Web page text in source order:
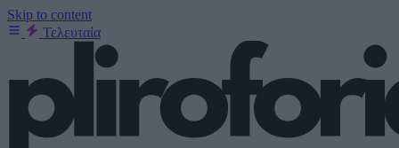
Skip to content
Τελευταία